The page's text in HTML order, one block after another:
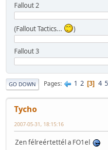
Fallout 2
(Fallout Tactics... )
Fallout 3
GO DOWN Pages 1 2 3 4 5
Tycho
2007-05-31, 18:15:16
Zen félreértettél a FO1el